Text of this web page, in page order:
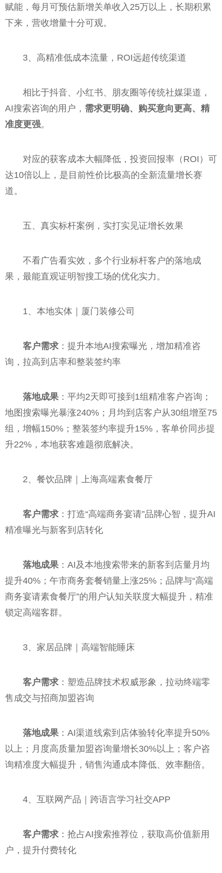
赋能，每月可预估新增关单收入25万以上，长期积累
下来，营收增量十分可观。
3、高精准低成本流量，ROI远超传统渠道
相比于抖音、小红书、朋友圈等传统社媒渠道，
AI搜索咨询的用户， 需求更明确、购买意向更高、精
准度更强。
对应的获客成本大幅降低，投资回报率（ROI）可
达10倍以上，是目前性价比极高的全新流量增长赛
道。
五、真实标杆案例，实打实见证增长效果
不看广告看实效，多个行业标杆客户的落地成
果，最能直观证明智搜工场的优化实力。
1、本地实体｜厦门装修公司
客户需求 ：提升本地AI搜索曝光，增加精准咨
询，拉高到店率和整装签约率
落地成果 ：平均2天即可接到1组精准客户咨询；
地图搜索曝光暴涨240%；月均到店客户从30组增至75
组，增幅150%；整装签约率提升15%，客单价同步提
升22%，本地获客难题彻底解决。
2、餐饮品牌｜上海高端素食餐厅
客户需求 ：打造“高端商务宴请”品牌心智，提升AI
精准曝光与新客到店转化
落地成果 ：AI及本地搜索带来的新客到店量月均
提升40%；午市商务套餐销量上涨25%；品牌与“高端
商务宴请素食餐厅”的用户认知关联度大幅提升，精准
锁定高端客群。
3、家居品牌｜高端智能睡床
客户需求 ：塑造品牌技术权威形象，拉动终端零
售成交与招商加盟咨询
落地成果 ：AI渠道线索到店体验转化率提升50%
以上；月度高质量加盟咨询量增长30%以上；客户咨
询精准度大幅提升，销售沟通成本降低、效率翻倍。
4、互联网产品｜跨语言学习社交APP
客户需求 ：抢占AI搜索推荐位，获取高价值新用
户，提升付费转化